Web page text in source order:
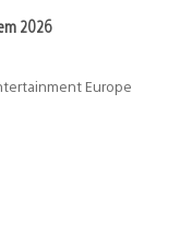
2026
Europe